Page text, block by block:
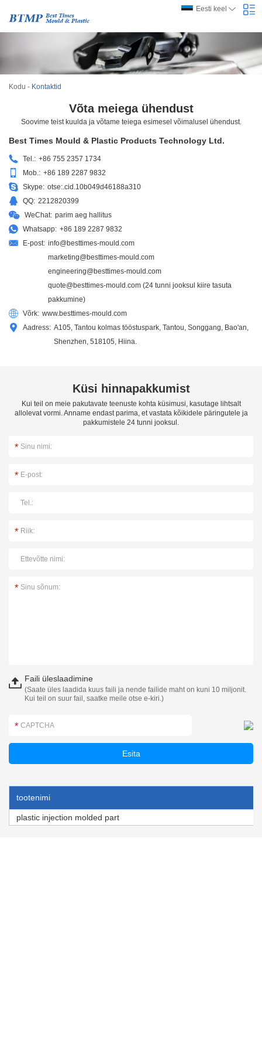
Eesti keel
Kodu - Kontaktid
Võta meiega ühendust
Soovime teist kuulda ja võtame teiega esimesel võimalusel ühendust.
Best Times Mould & Plastic Products Technology Ltd.
Tel.: +86 755 2357 1734
Mob.: +86 189 2287 9832
Skype: otse:.cid.10b049d46188a310
QQ: 2212820399
WeChat: parim aeg hallitus
Whatsapp: +86 189 2287 9832
E-post: info@besttimes-mould.com
marketing@besttimes-mould.com
engineering@besttimes-mould.com
quote@besttimes-mould.com (24 tunni jooksul kiire tasuta
pakkumine)
Võrk: www.besttimes-mould.com
Aadress: A105, Tantou kolmas tööstuspark, Tantou, Songgang, Bao'an,
Shenzhen, 518105, Hiina.
Küsi hinnapakkumist
Kui teil on meie pakutavate teenuste kohta küsimusi, kasutage lihtsalt
allolevat vormi. Anname endast parima, et vastata kõikidele päringutele ja
pakkumistele 24 tunni jooksul.
Faili üleslaadimine
(Saate üles laadida kuus faili ja nende failide maht on kuni 10 miljonit.
Kui teil on suur fail, saatke meile otse e-kiri.)
tootenimi
plastic injection molded part